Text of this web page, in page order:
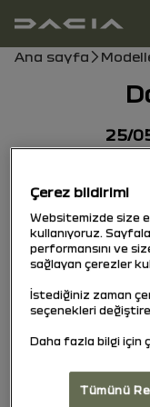
kullanıcı kılavuzu
Gezinti
Ana sayfa
25/
Çerez bildirimi
Websitemizde size
kullanıyoruz.
performansını ve
sağlayan çerezler
İstediğiniz zaman
seçenekleri
Daha fazla bilgi için
Tümünü